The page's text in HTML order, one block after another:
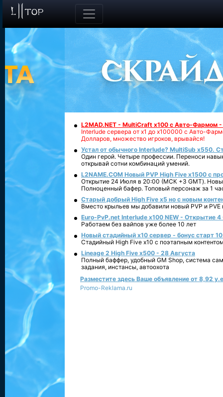
L2MAD.NET - MultiCraft x100 с Авто-Фармом
Interlude сервера от х1 до х100000 с Авто-
Долларов, множество игроков, врывайся!
Устал от обычного Interlude? MultiSub x550.
Один герой. Четыре профессии. Переноси
открывай сотни комбинаций умений.
L2NAME.COM Новый PVP High Five x1500 с
Открытие 24 Июля в 20:00 (МСК +3 GMT).
Полноценный бафер. Топовый персонаж за 1
Старый добрый High Five x5 но с новым
Вместо крыльев мы добавили новый PVP и PVE
Euro-PvP.net Interlude х100 NEW - Открытие 4
Работаем без вайпов уже более 10 лет
Новый стадийный х10 сервер - бонус старт
Стадийный High Five x10 с поэтапным
Lineage 2 High Five x500 - 28 Августа
Полный баффер, удобный GM Shop, система
задания, инстансы, автоохота
Разместите здесь Ваше объявление от 8,92
Promo-Reklama.ru